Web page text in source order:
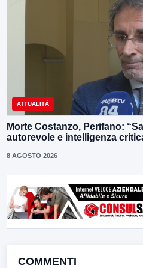
ATTUALITÀ
Morte Costanzo, Perifano:
autorevole e intelligenza
8 AGOSTO 2026
COMMENTI